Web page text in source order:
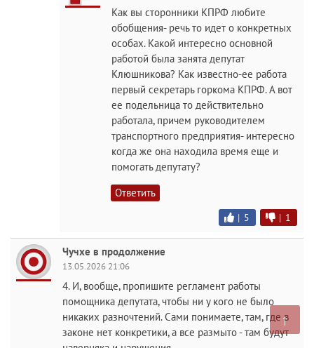
Как вы сторонники КПРФ любите
обобщения- речь то идет о конкретных
особах. Какой интересно основной
работой была занята депутат
Клюшникова? Как известно-ее работа
первый секретарь горкома КПРФ. А вот
ее подельница то действительно
работала, причем руководителем
транспортного предприятия- интересно
когда же она находила время еще и
помогать депутату?
Ответить
| 5 | 1
Чучхе в продолжение
13.05.2026 21:06
4. И, вообще, пропишите регламент работы
помощника депутата, чтобы ни у кого не было
никаких разночтений. Сами понимаете, там, где в
законе нет конкретики, а все размыто - там будут
↑